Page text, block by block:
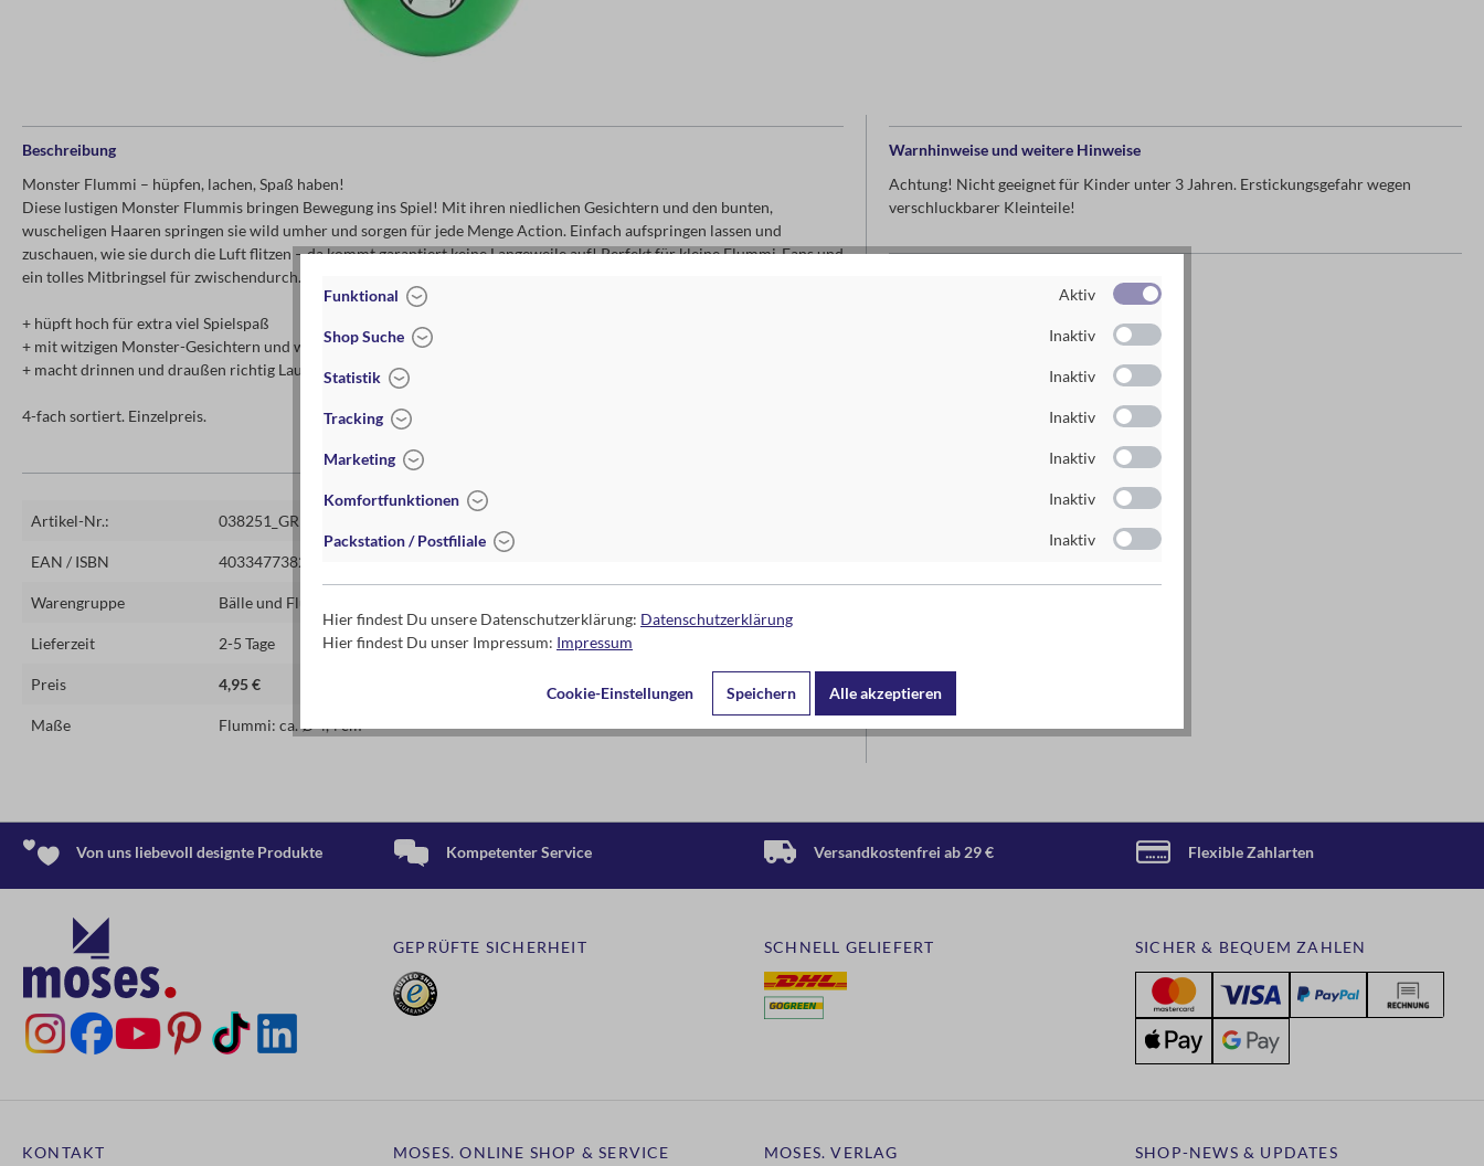
Beschreibung
Monster Flummi – hüpfen, lachen, Spaß haben!
Diese lustigen Monster Flummis bringen Bewegung ins Spiel! Mit ihren niedlichen Gesichtern und den bunten,
wuscheligen Haaren springen sie wild umher und sorgen für jede Menge Action. Einfach aufspringen lassen und
zuschauen, wie sie durch die Luft flitzen – da kommt garantiert keine Langeweile auf! Perfekt für kleine Flummi-Fans und
ein tolles Mitbringsel für zwischendurch.
+ hüpft hoch für extra viel Spielspaß
+ mit witzigen Monster-Gesichtern und wuscheligen Haaren
+ macht drinnen und draußen richtig Laune
4-fach sortiert. Einzelpreis.
Artikel-Nr.: 038251_GRUEN
EAN / ISBN 4033477382511
Warengruppe Bälle und Flummis
Lieferzeit 2-5 Tage
Preis 4,95 €
Maße Flummi: ca. Ø 4,4 cm
Warnhinweise und weitere Hinweise
Achtung! Nicht geeignet für Kinder unter 3 Jahren. Erstickungsgefahr wegen
verschluckbarer Kleinteile!
Von uns liebevoll designte Produkte Kompetenter Service Versandkostenfrei ab 29 € Flexible Zahlarten
GEPRÜFTE SICHERHEIT SCHNELL GELIEFERT SICHER & BEQUEM ZAHLEN
KONTAKT MOSES. ONLINE SHOP & SERVICE MOSES. VERLAG SHOP-NEWS & UPDATES
Funktional Aktiv
Shop Suche Inaktiv
Statistik Inaktiv
Tracking Inaktiv
Marketing Inaktiv
Komfortfunktionen Inaktiv
Packstation / Postfiliale Inaktiv
Hier findest Du unsere Datenschutzerklärung: Datenschutzerklärung
Hier findest Du unser Impressum: Impressum
Cookie-Einstellungen Speichern Alle akzeptieren